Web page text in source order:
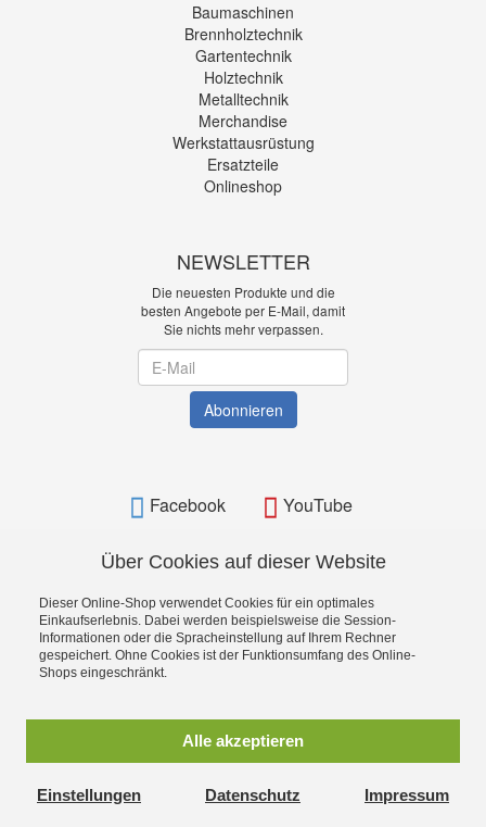
Baumaschinen
Brennholztechnik
Gartentechnik
Holztechnik
Metalltechnik
Merchandise
Werkstattausrüstung
Ersatzteile
Onlineshop
NEWSLETTER
Die neuesten Produkte und die
besten Angebote per E-Mail, damit
Sie nichts mehr verpassen.
Abonnieren
Facebook YouTube
BAMATO - Bavarian Machine Tools Online Shop
BAMATO_WITHDRAWAL_BUTTON_TEXT
Über Cookies auf dieser Website
Dieser Online-Shop verwendet Cookies für ein optimales
Einkaufserlebnis. Dabei werden beispielsweise die Session-
Informationen oder die Spracheinstellung auf Ihrem Rechner
gespeichert. Ohne Cookies ist der Funktionsumfang des Online-
Shops eingeschränkt.
Alle akzeptieren
Einstellungen Datenschutz Impressum